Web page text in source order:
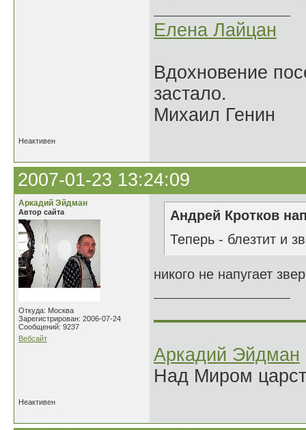
Елена Лайцан
Вдохновение
застало.
Михаил Генин
Неактивен
2007-01-23 13:24:09
Аркадий Эйдман
Автор сайта
Откуда: Москва
Зарегистрирован: 2006-07-24
Сообщений: 9237
Вебсайт
Андрей Кротков
Теперь - блезтит и
никого не напугает
Аркадий Эйдман
Над Миром
Неактивен